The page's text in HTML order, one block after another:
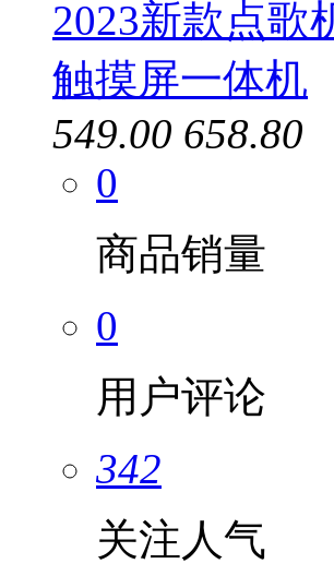
2023新款点歌
触摸屏一体机
549.00 658.80
0
商品销量
0
用户评论
342
关注人气